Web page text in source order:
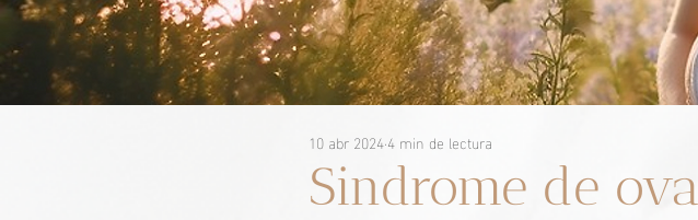
Sindrome de
10 abr 20244 min de lectura